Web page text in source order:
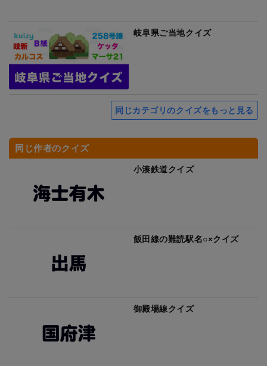
岐阜県ご当地クイズ
同じカテゴリのクイズをもっと見る
同じ作者のクイズ
小湊鉄道クイズ
飯田線の難読駅名○×クイズ
御殿場線クイズ